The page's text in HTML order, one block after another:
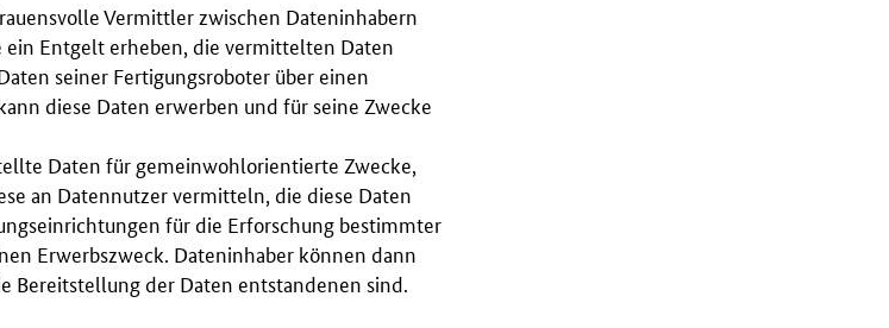
Vermittler zwischen Dateninhabern
Entgelt erheben, die vermittelten Daten
seiner Fertigungsroboter über einen
diese Daten erwerben und für seine Zwecke
Daten für gemeinwohlorientierte Zwecke,
an Datennutzer vermitteln, die diese Daten
für die Erforschung bestimmter
Erwerbszweck. Dateninhaber können dann
Bereitstellung der Daten entstandenen sind.